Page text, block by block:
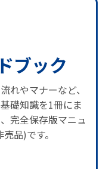
ブック
れやマナーなど、
礎知識を1冊にま
完全保存版マニュ
品)です。